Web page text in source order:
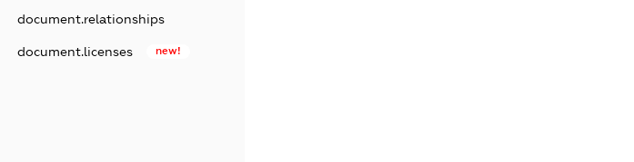
document.relationships
document.licenses new!